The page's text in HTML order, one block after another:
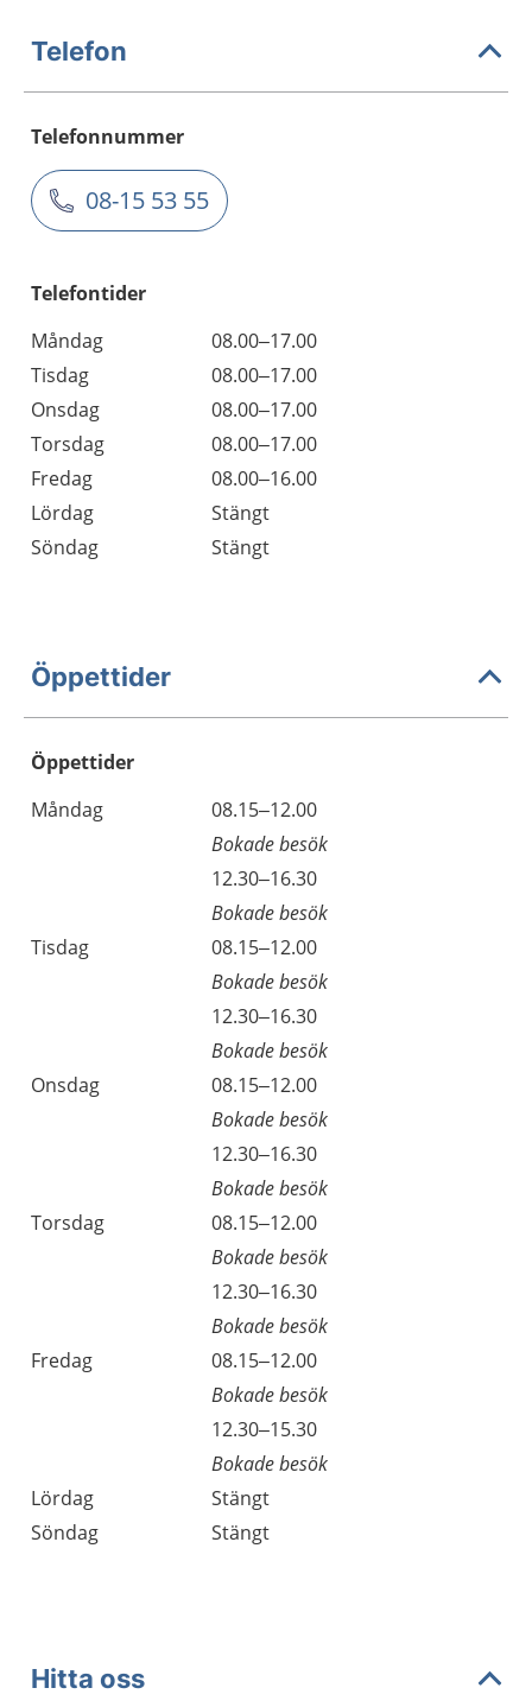
Telefon
Telefonnummer
08-15 53 55
Telefontider
Måndag
08.00–17.00
Tisdag
08.00–17.00
Onsdag
08.00–17.00
Torsdag
08.00–17.00
Fredag
08.00–16.00
Lördag
Stängt
Söndag
Stängt
Öppettider
Öppettider
Dag
Öppettider
Kommentarer
Måndag
08.15–12.00
Bokade besök
12.30–16.30
Bokade besök
Tisdag
08.15–12.00
Bokade besök
12.30–16.30
Bokade besök
Onsdag
08.15–12.00
Bokade besök
12.30–16.30
Bokade besök
Torsdag
08.15–12.00
Bokade besök
12.30–16.30
Bokade besök
Fredag
08.15–12.00
Bokade besök
12.30–15.30
Bokade besök
Lördag
Stängt
Söndag
Stängt
Hitta oss